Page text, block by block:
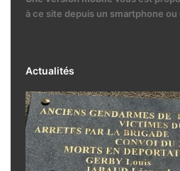
à ce site depuis un smartphone
Actualités